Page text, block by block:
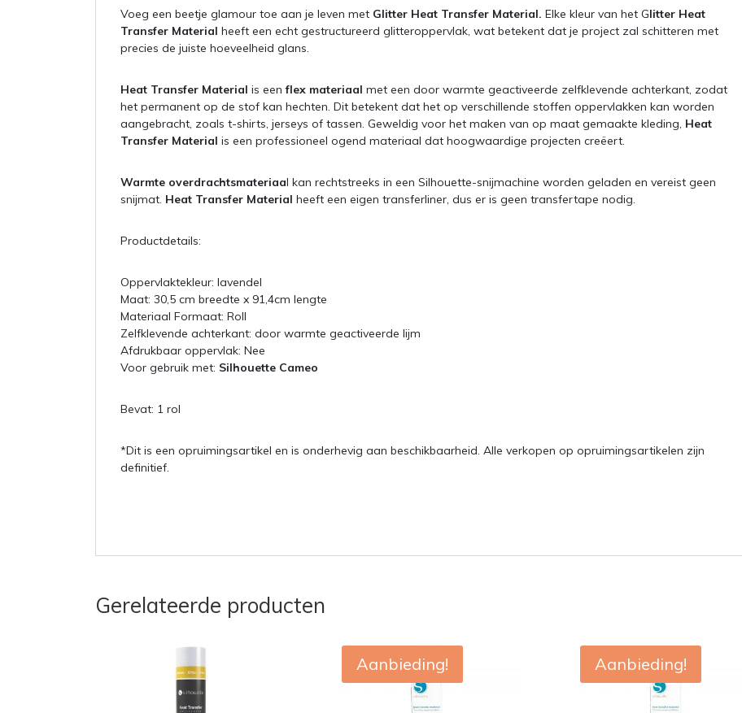
Voeg een beetje glamour toe aan je leven met Glitter Heat Transfer Material. Elke kleur van het Glitter Heat
Transfer Material heeft een echt gestructureerd glitteroppervlak, wat betekent dat je project zal schitteren met
precies de juiste hoeveelheid glans.
Heat Transfer Material is een flex materiaal met een door warmte geactiveerde zelfklevende achterkant, zodat
het permanent op de stof kan hechten. Dit betekent dat het op verschillende stoffen oppervlakken kan worden
aangebracht, zoals t-shirts, jerseys of tassen. Geweldig voor het maken van op maat gemaakte kleding, Heat
Transfer Material is een professioneel ogend materiaal dat hoogwaardige projecten creëert.
Warmte overdrachtsmateriaal kan rechtstreeks in een Silhouette-snijmachine worden geladen en vereist geen
snijmat. Heat Transfer Material heeft een eigen transferliner, dus er is geen transfertape nodig.
Productdetails:
Oppervlaktekleur: lavendel
Maat: 30,5 cm breedte x 91,4cm lengte
Materiaal Formaat: Roll
Zelfklevende achterkant: door warmte geactiveerde lijm
Afdrukbaar oppervlak: Nee
Voor gebruik met: Silhouette Cameo
Bevat: 1 rol
*Dit is een opruimingsartikel en is onderhevig aan beschikbaarheid. Alle verkopen op opruimingsartikelen zijn
definitief.
Gerelateerde producten
Aanbieding! Aanbieding!